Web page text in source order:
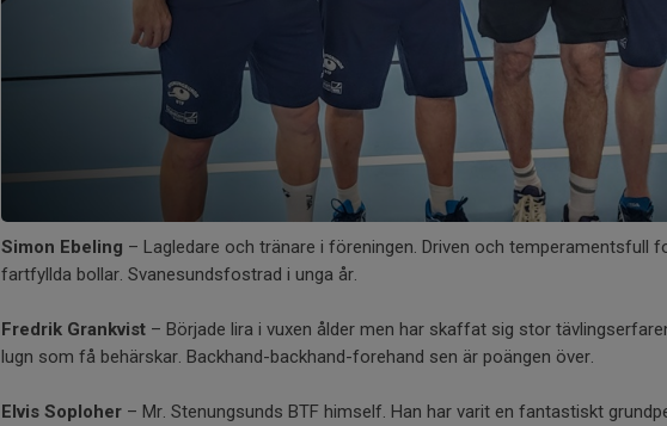
Simon Ebeling – Lagledare och tränare i föreningen. Driven och temperamentsfull
fartfyllda bollar. Svanesundsfostrad i unga år.
Fredrik Grankvist – Började lira i vuxen ålder men har skaffat sig stor
lugn som få behärskar. Backhand-backhand-forehand sen är poängen över.
Elvis Soploher – Mr. Stenungsunds BTF himself. Han har varit en fantastiskt